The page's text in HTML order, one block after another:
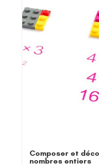
Composer et
nombres entiers